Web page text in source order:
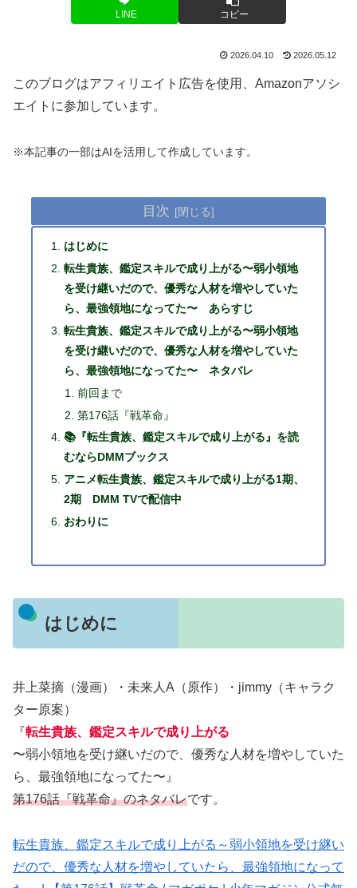
LINE コピー
2026.04.10 2026.05.12
このブログはアフィリエイト広告を使用、Amazonアソシ
エイトに参加しています。
※本記事の一部はAIを活用して作成しています。
目次
はじめに
転生貴族、鑑定スキルで成り上がる〜弱小領地
を受け継いだので、優秀な人材を増やしていた
ら、最強領地になってた〜 あらすじ
転生貴族、鑑定スキルで成り上がる〜弱小領地
を受け継いだので、優秀な人材を増やしていた
ら、最強領地になってた〜 ネタバレ
前回まで
第176話『戦革命』
📚『転生貴族、鑑定スキルで成り上がる』を読
むならDMMブックス
アニメ転生貴族、鑑定スキルで成り上がる1期、
2期 DMM TVで配信中
おわりに
はじめに
井上菜摘（漫画）・未来人A（原作）・jimmy（キャラク
ター原案）
『転生貴族、鑑定スキルで成り上がる
〜弱小領地を受け継いだので、優秀な人材を増やしていた
ら、最強領地になってた〜』
第176話『戦革命』のネタバレです。
転生貴族、鑑定スキルで成り上がる～弱小領地を受け継い
だので、優秀な人材を増やしていたら、最強領地になって